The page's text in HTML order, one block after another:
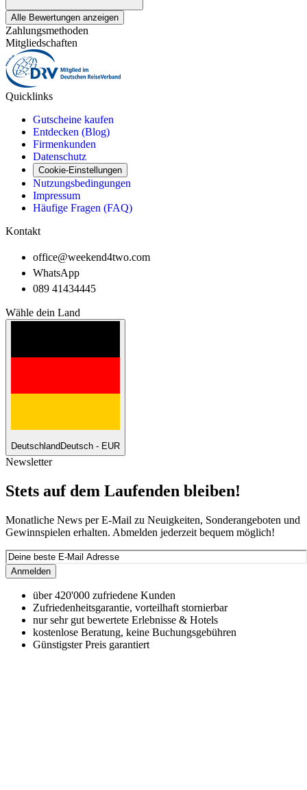
Alle Bewertungen anzeigen
Zahlungsmethoden
Mitgliedschaften
Quicklinks
Gutscheine kaufen
Entdecken (Blog)
Firmenkunden
Datenschutz
Cookie-Einstellungen
Nutzungsbedingungen
Impressum
Häufige Fragen (FAQ)
Kontakt
office@weekend4two.com
WhatsApp
089 41434445
Wähle dein Land
Deutschland Deutsch - EUR
Newsletter
Stets auf dem Laufenden bleiben!
Monatliche News per E-Mail zu Neuigkeiten, Sonderangeboten und
Gewinnspielen erhalten. Abmelden jederzeit bequem möglich!
Anmelden
über 420'000 zufriedene Kunden
Zufriedenheitsgarantie, vorteilhaft stornierbar
nur sehr gut bewertete Erlebnisse & Hotels
kostenlose Beratung, keine Buchungsgebühren
Günstigster Preis garantiert